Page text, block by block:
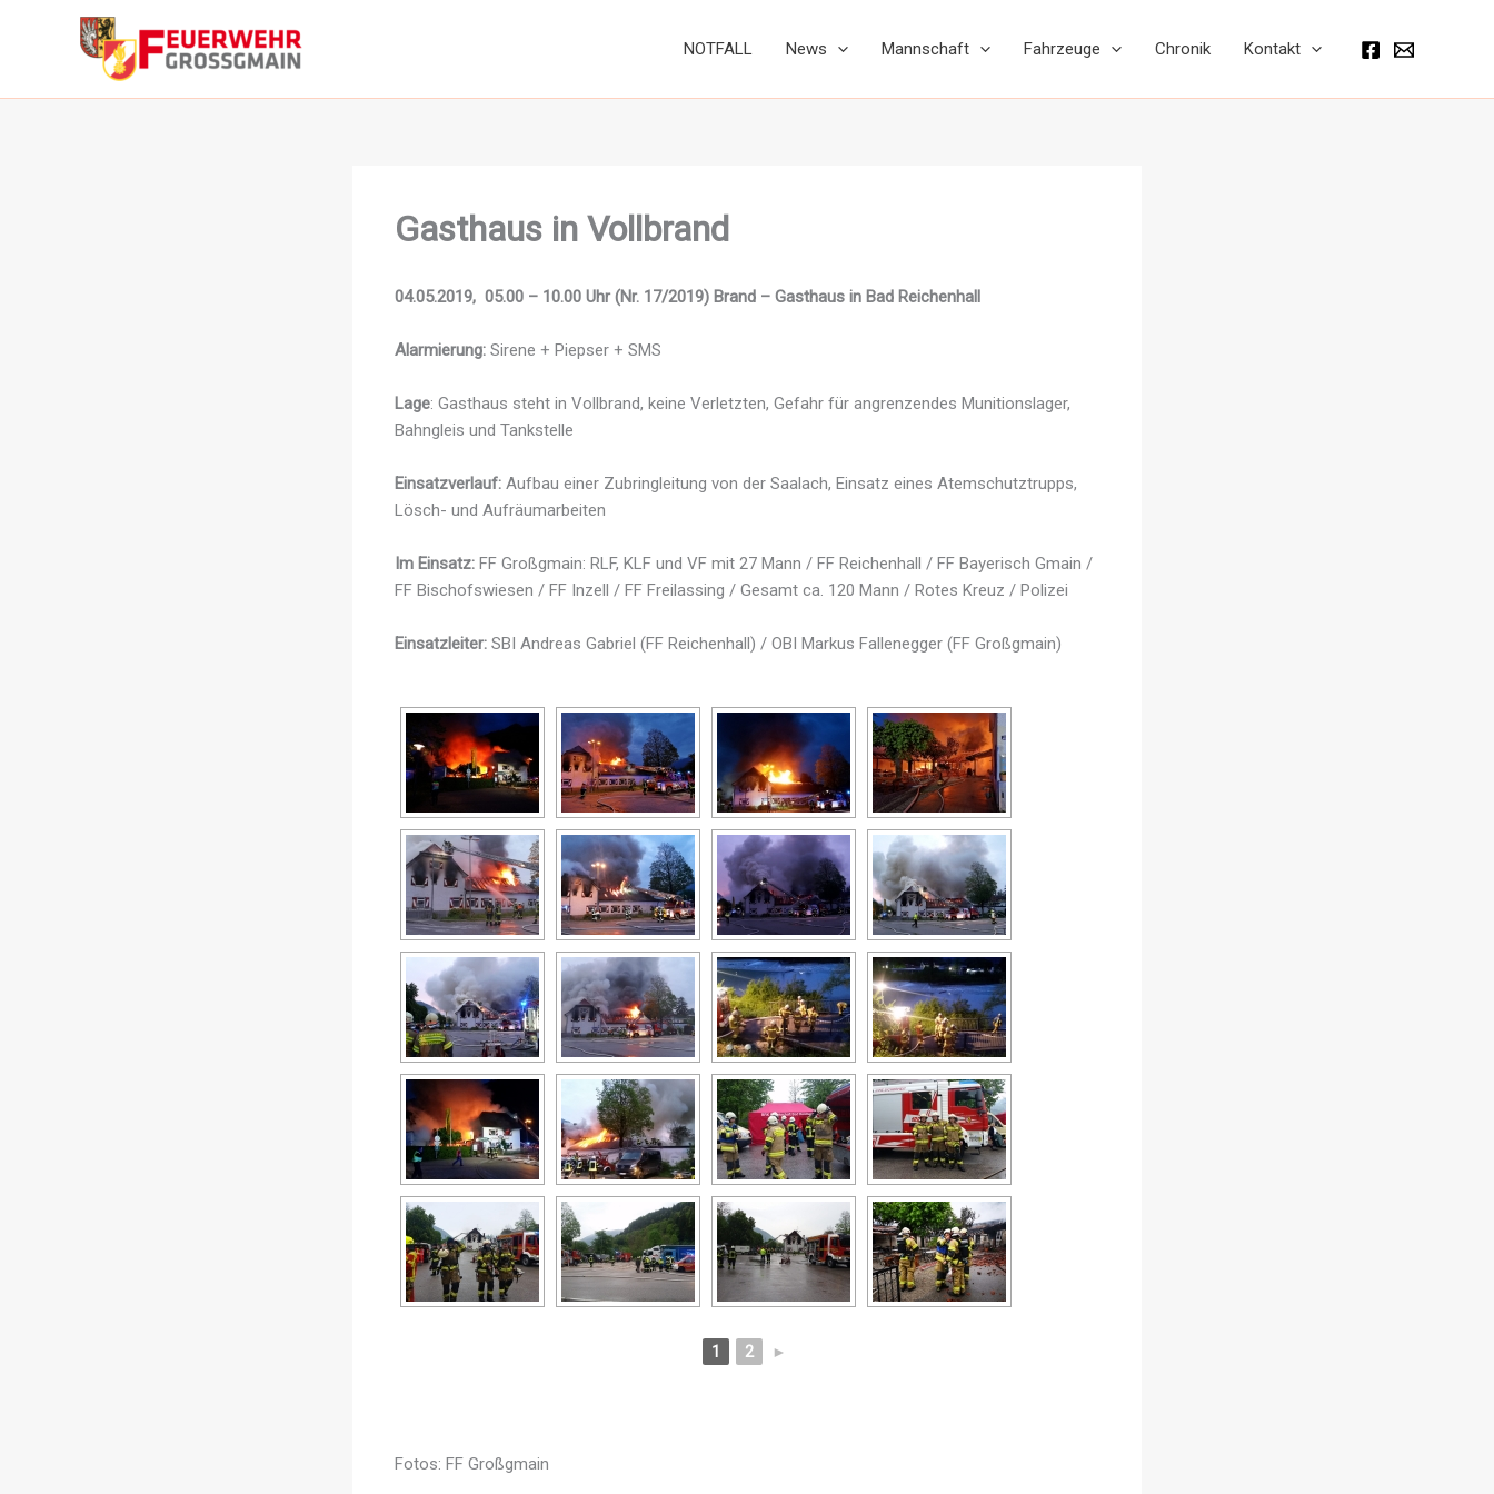
NOTFALL News Mannschaft Fahrzeuge Chronik Kontakt
Gasthaus in Vollbrand
04.05.2019, 05.00 – 10.00 Uhr (Nr. 17/2019) Brand – Gasthaus in Bad Reichenhall
Alarmierung: Sirene + Piepser + SMS
Lage: Gasthaus steht in Vollbrand, keine Verletzten, Gefahr für angrenzendes Munitionslager,
Bahngleis und Tankstelle
Einsatzverlauf:Aufbau einer Zubringleitung von der Saalach, Einsatz eines Atemschutztrupps,
Lösch- und Aufräumarbeiten
Im Einsatz:FF Großgmain: RLF, KLF und VF mit 27 Mann / FF Reichenhall / FF Bayerisch Gmain /
FF Bischofswiesen / FF Inzell / FF Freilassing / Gesamt ca. 120 Mann / Rotes Kreuz / Polizei
Einsatzleiter: SBI Andreas Gabriel (FF Reichenhall) / OBI Markus Fallenegger (FF Großgmain)
1 2 ►
Fotos: FF Großgmain